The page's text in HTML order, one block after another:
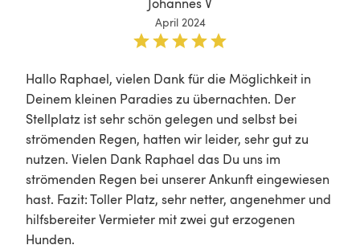
April 2024
Hallo Raphael, vielen Dank für die Möglichkeit in
Deinem kleinen Paradies zu übernachten. Der
Stellplatz ist sehr schön gelegen und selbst bei
strömenden Regen, hatten wir leider, sehr gut zu
nutzen. Vielen Dank Raphael das Du uns im
strömenden Regen bei unserer Ankunft eingewiesen
hast. Fazit: Toller Platz, sehr netter, angenehmer und
hilfsbereiter Vermieter mit zwei gut erzogenen
Hunden.